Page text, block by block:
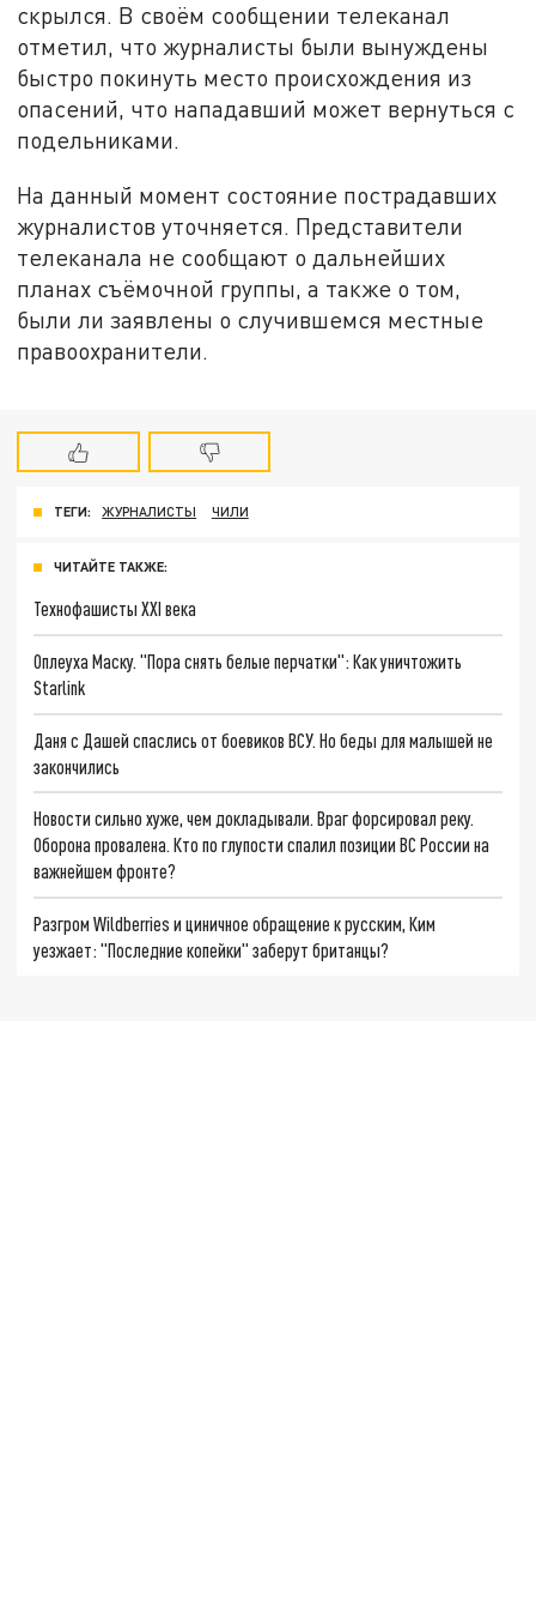
скрылся. В своём сообщении телеканал
отметил, что журналисты были вынуждены
быстро покинуть место происхождения из
опасений, что нападавший может вернуться с
подельниками.
На данный момент состояние пострадавших
журналистов уточняется. Представители
телеканала не сообщают о дальнейших
планах съёмочной группы, а также о том,
были ли заявлены о случившемся местные
правоохранители.
ТЕГИ: ЖУРНАЛИСТЫ ЧИЛИ
ЧИТАЙТЕ ТАКЖЕ:
Технофашисты XXI века
Оплеуха Маску. "Пора снять белые перчатки": Как уничтожить
Starlink
Даня с Дашей спаслись от боевиков ВСУ. Но беды для малышей не
закончились
Новости сильно хуже, чем докладывали. Враг форсировал реку.
Оборона провалена. Кто по глупости спалил позиции ВС России на
важнейшем фронте?
Разгром Wildberries и циничное обращение к русским, Ким
уезжает: "Последние копейки" заберут британцы?